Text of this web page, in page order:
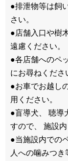
●排泄物等は飼
さい。
●店舗入口や樹
遠慮ください。
●各店舗へのペ
にお尋ねくださ
●お車でお越し
用ください。
●盲導犬、 聴導
すので、 施設
●当施設内での
人への噛みつ